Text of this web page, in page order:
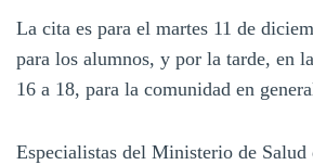
La cita es para el martes 11 de
para los alumnos, y por la tarde, en
16 a 18, para la comunidad en
Especialistas del Ministerio de